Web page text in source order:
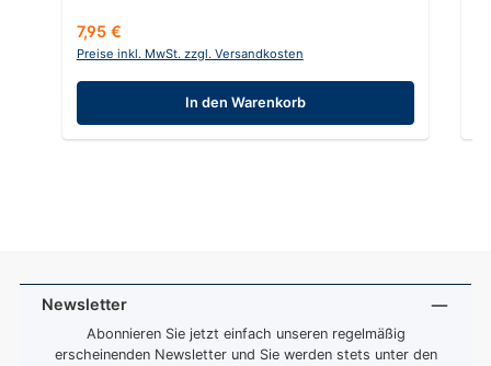
Regulärer Preis:
7,95 €
Preise inkl. MwSt. zzgl. Versandkosten
In den Warenkorb
Newsletter
Abonnieren Sie jetzt einfach unseren regelmäßig
erscheinenden Newsletter und Sie werden stets unter den